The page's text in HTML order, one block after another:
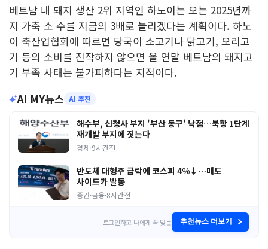
베트남 내 돼지 생산 2위 지역인 하노이는 오는 2025년까
지 가축 소 수를 지금의 3배로 늘리겠다는 계획이다. 하노
이 축산업협회에 따르면 당국이 소고기나 닭고기, 오리고
기 등의 소비를 진작하지 않으면 올 연말 베트남의 돼지고
기 부족 사태는 불가피하다는 지적이다.
AI MY뉴스 AI 추천
해수부, 신청사 부지 '부산 동구' 낙점…북항 1단계
재개발 부지에 짓는다
경제·9시간전
반도체 대형주 급락에 코스피 4%↓…매도
사이드카 발동
증권·금융·8시간전
로그인하고 나에게 꼭 맞는 추천뉴스 더보기